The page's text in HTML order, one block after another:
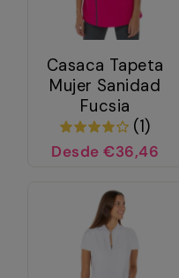
Casaca Tapeta
Mujer Sanidad
Fucsia
(1)
Desde €36,46